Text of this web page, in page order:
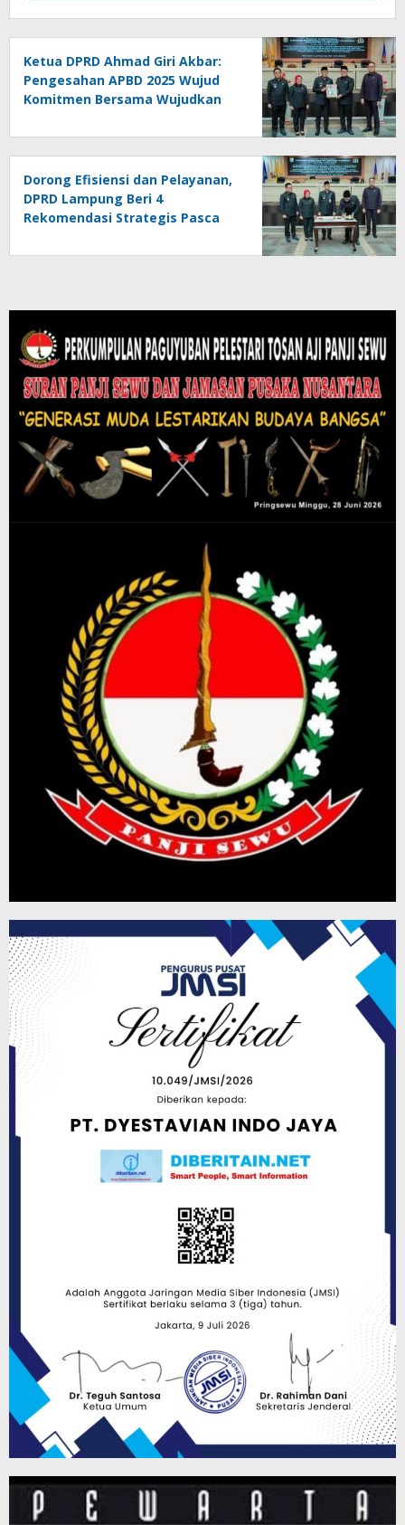
Ketua DPRD Ahmad Giri Akbar:
Pengesahan APBD 2025 Wujud
Komitmen Bersama Wujudkan
Dorong Efisiensi dan Pelayanan,
DPRD Lampung Beri 4
Rekomendasi Strategis Pasca